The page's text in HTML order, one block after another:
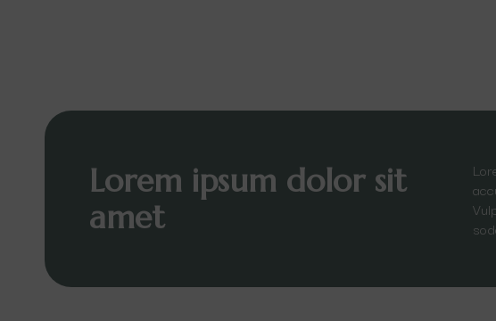
Lorem ipsum dolor sit
amet